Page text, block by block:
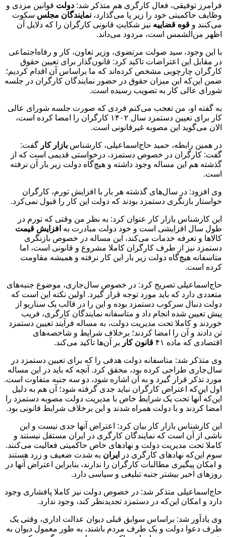
فرامرز توفیقی، فعال کارگری هم متذکر شد: دولت قوانین مزدی و
وظایف حاکمیتی خود را زیر پا می‌گذارد، نمایندگان مجلس سکوت
می‌کنند و قوه قضاییه نیز شکایتِ قانونی کارگران را که دلایل آن
اظهر من‌الشمس است، مردود می‌داند.
با این وجود، سید صولت مرتضوی، وزیر تعاون، کار و رفاه‌اجتماعی
در مقابل این اعتراضات تاکید کرد: قانون‌گذار برای تعیین حقوق
کارگران چارچوبی مشخص کرده‌اند که ما براساس آن اقدام کردیم؛
ضمن این‌که این میزان حقوق در حضور نمایندگان کارگران در جلسه
شورای عالی کار به تصویب رسیده است.
به گفته او، من تعجب می‌کنم فردی که صورت جلسه شورای عالی
کار برای تعیین دستمزد سال ۱۴۰۲ کارگران را امضا کرده است،
الان می‌گوید این مصوبه غیرقانونی است.
در همین رابطه، حمید حاج‌اسماعیلی، کارشناس بازار کار گفت:
گفت: کارگران در خصوص دستمزد، درخواستی قدیمی است که از
گذشته هم این مساله وجود داشته و هیچ‌گاه دولت زیر بار آن نرفته
است.
وی افزود: در سال‌های گذشته هر بار با افزایش تورم، کارگران
خواستار بازنگری دستمزد بودند که دولت این کار را قبول نمی‌کرد.
این کارشناس بازار کار عنوان کرد: به نظر من وقتی که تورم در
طول سال افزایشی است و خود دولت مبادرت به افزایش قیمت
کالاها و تعرفه خدمات می‌کند، این مساله در خصوص بازنگری
دستمزد نیز از طرف کارگران کاملا مشروع و قانونی است، اما
متاسفانه هیچ‌گاه دولت زیر بار این کار نرفته و همیشه مقاومت
کرده است.
حاج‌اسماعیلی تصریح کرد: در خصوص سال‌جاری، موضوع جنبه‌های
متعددی دارد که باید مورد توجه قرار گیرد. اولین نکته این است که
دولت دنبال سرکوب دستمزد بوده و این را در قالب یک سناریو از
پیش تعیین شده انجام داد و متاسفانه نمایندگان کارگری، فریب
خوردند و کاملا تحت مدیریت دولت، به مساله فرآیند تعیین دستمزد
تن دادند و آن را امضا کردند؛ برخلاف شرایط و شاخصه‌های
اقتصادی که ماده ۴۱
قانون کار بر آن‌ها تاکید می‌کند.
وی متذکر شد: متاسفانه دولت هدفی را که برای تعیین دستمزد در
سال‌جاری طراحی کرده بود، محقق کرد. آنچه که باید در این مساله
مورد تذکر قرار گیرد و به آن اشاره شود، دو سه جنبه متفاوت است.
اول این‌که اعتراض کارگران نباید جدی گرفته شود؛ آن هم به دلیل
این‌که آنها تحت یک شرایط خاص با مدیریت دولت مصوبه دستمزد را
امضا کردند و با دولت همراه شدند و این برخلاف شرایط قانونی بود.
این کارشناس بازار کار بیان کرد: اعتراض آنها جدی نیست و این
ناشی از آن است که نمایندگان کارگری در ایران مستقل نیستند و
کاملا تحت مدیریت دولت و نهادهای خاص حاکمیتی فعالیت می‌کنند.
سوم این‌که نهادهای کارگری در
ایران به شدت ضعیف و زرد هستند
و امکان پیگیری مطالبات کارگران را ندارند، بنابراین اعتراض آنها در
روزهای اخیر بیشتر جنبه تبلیغی و سیاسی دارد.
حاج‌اسماعیلی متذکر شد: در خصوص دولت نیز کاملا پافشاری وجود
دارد و امکان این‌که در دستمزد تجدیدنظر کند، وجود ندارد.
وی یادآور شد: براساس سوابق قبلی دیوان عدالت اداری، وقتی یک
طرف دعوا دولت و یک طرف مردم باشند، به طور معمول دیوان به